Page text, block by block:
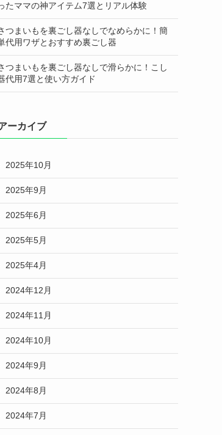
たママの神アイテム7選とリアル体験
つまいもを裏ごし器なしでなめらかに！簡
代用ワザとおすすめ裏ごし器
つまいもを裏ごし器なしで滑らかに！こし
代用7選と使い方ガイド
ーカイブ
2025年10月
2025年9月
2025年6月
2025年5月
2025年4月
2024年12月
2024年11月
2024年10月
2024年9月
2024年8月
2024年7月